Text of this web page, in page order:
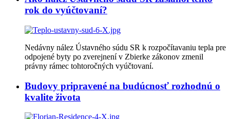
rok do vyúčtovaní?
Nedávny nález Ústavného súdu SR k rozpočítavaniu tepla pre
odpojené byty po zverejnení v Zbierke zákonov zmenil
právny rámec tohtoročných vyúčtovaní.
Budovy pripravené na budúcnosť rozhodnú o
kvalite života